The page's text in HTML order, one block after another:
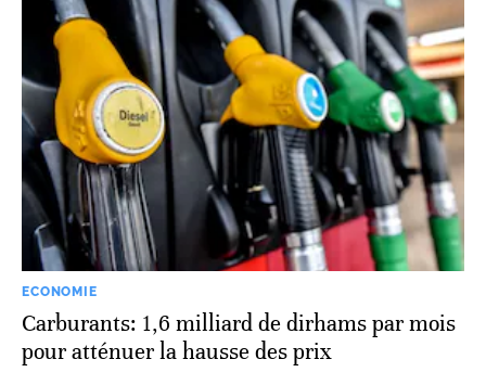
ECONOMIE
Carburants: 1,6 milliard de dirhams par mois
pour atténuer la hausse des prix